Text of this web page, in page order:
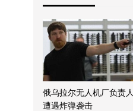
俄乌拉尔无人机厂负责人
遭遇炸弹袭击